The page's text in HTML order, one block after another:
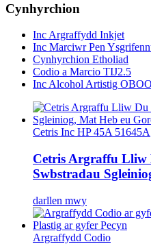
Cynhyrchion
Inc Argraffydd Inkjet
Inc Marciwr Pen
Cynhyrchion Etholiad
Codio a Marcio TIJ2.5
Inc Alcohol Artistig
Cetris Inc HP 45A 51645A
Cetris Argraffu Lliw
Swbstradau
darllen mwy
Argraffydd Codio